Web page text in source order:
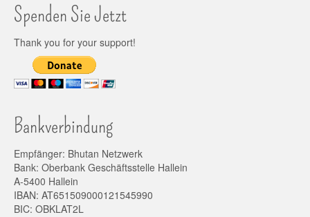
Spenden Sie Jetzt
Thank you for your support!
Bankverbindung
Empfänger: Bhutan Netzwerk
Bank: Oberbank Geschäftsstelle Hallein
A-5400 Hallein
IBAN: AT651509000121545990
BIC: OBKLAT2L